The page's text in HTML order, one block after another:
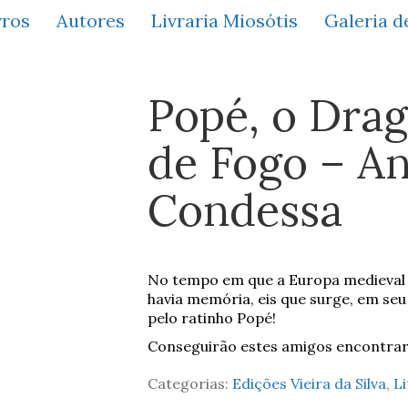
Autores Livraria Miosótis Galeria
Popé, o
de Fogo –
Condessa
No tempo em que a Europa
havia memória, eis que surge, em
pelo ratinho Popé!
Conseguirão estes amigos
Categorias: Edições Vieira da Silva,